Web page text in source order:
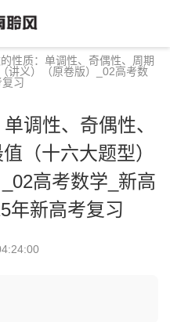
性质：单调性、奇偶性、周期
讲义）（原卷版）_02高考数
习
调性、奇偶性、
（十六大题型）
高考数学_新高
年新高考复习